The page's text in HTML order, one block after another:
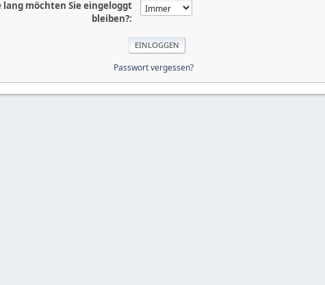
lang möchten Sie eingeloggt
bleiben?:
Passwort vergessen?